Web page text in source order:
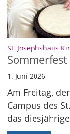
St. Josephshaus
1. Juni 2026
Am Freitag,
Campus des
das